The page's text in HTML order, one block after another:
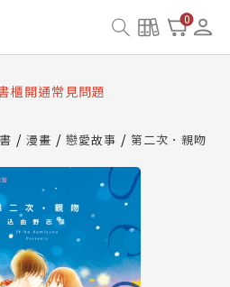
0
位閱讀資產合併與書櫃開通申請
櫃開通常見問題
分鐘完成書櫃開通與資產合併申
位閱讀資產合併與書櫃開通申請
漫畫 戀愛故事 第二次．親吻